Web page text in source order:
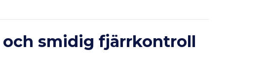
och smidig fjärrkontroll